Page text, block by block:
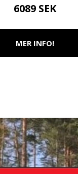
6089 SEK
MER INFO!